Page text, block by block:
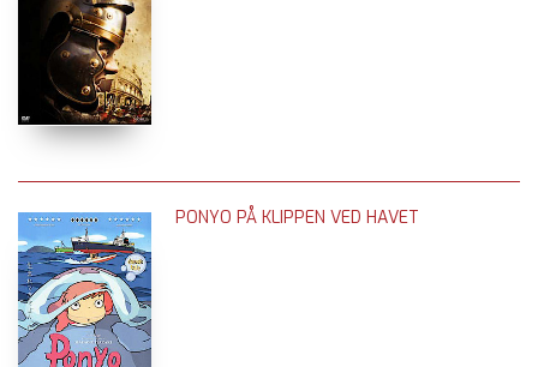
PONYO PÅ KLIPPEN VED HAVET